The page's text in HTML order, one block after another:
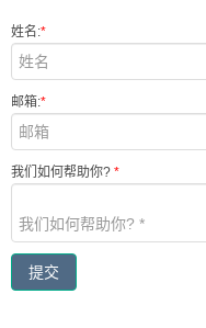
姓名:*
邮箱:*
我们如何帮助你? *
提交